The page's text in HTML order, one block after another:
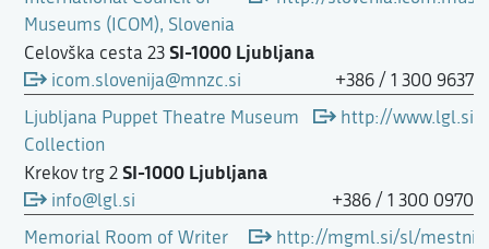
Museums (ICOM), Slovenia
Celovška cesta 23 SI-1000 Ljubljana
+386 / 1 300 9637
icom.slovenija@mnzc.si
http://www.lgl.si
Ljubljana Puppet Theatre Museum
Collection
Krekov trg 2 SI-1000 Ljubljana
+386 / 1 300 0970
info@lgl.si
http://mgml.si/sl/mestni-
Memorial Room of Writer